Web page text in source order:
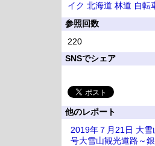
イク 北海道 林道 自転
参照回数
220
SNSでシェア
他のレポート
2019年７月21日 大
号大雪山観光道路～